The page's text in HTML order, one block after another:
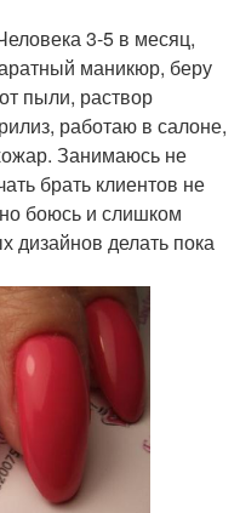
3-5 в месяц,
маникюр, беру
пыли, раствор
работаю в салоне,
Занимаюсь не
брать клиентов не
боюсь и слишком
дизайнов делать пока